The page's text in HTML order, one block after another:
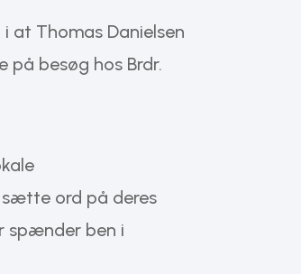
at Thomas Danielsen
besøg hos Brdr.
ord på deres
spænder ben i